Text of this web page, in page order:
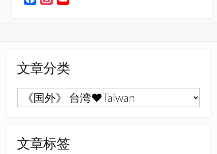
o
o
k
r
a
m
C
h
n
文章分类
章
类
文章标签